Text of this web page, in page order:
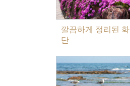
깔끔하게 정리된 화
단